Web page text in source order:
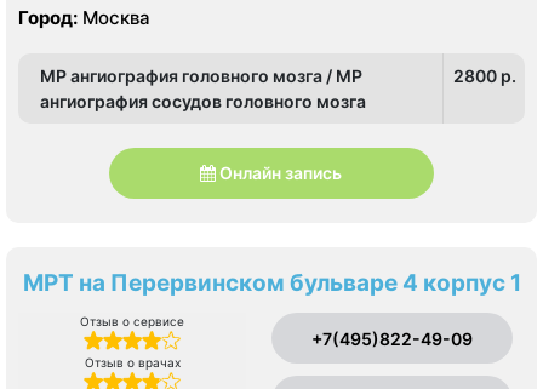
Город: Москва
МР ангиография головного мозга / МР
ангиография сосудов головного мозга
2800 p.
Онлайн запись
МРТ на Перервинском бульваре 4 корпус 1
Отзыв о сервисе
Отзыв о врачах
+7(495)822-49-09